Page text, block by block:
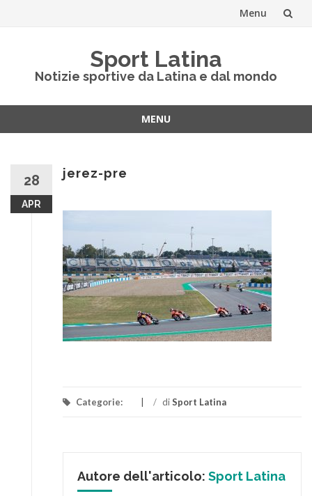
Menu
Sport Latina
Notizie sportive da Latina e dal mondo
MENU
28
APR
jerez-pre
Categorie: / diSport Latina
Autore dell'articolo: Sport Latina